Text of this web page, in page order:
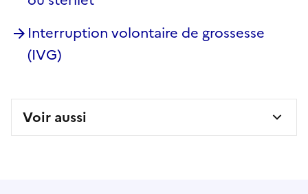
Interruption volontaire de grossesse
(IVG)
Voir aussi